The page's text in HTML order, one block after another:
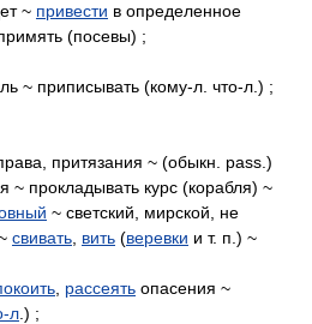
~ привести в определенное
(посевы) ;
~ приписывать (кому-л. что-л.) ;
притязания ~ (обыкн. pass.)
~ прокладывать курс (корабля) ~
~ светский, мирской, не
свивать вить (веревки и т. п.) ~
рассеять опасения ~
л .) ;